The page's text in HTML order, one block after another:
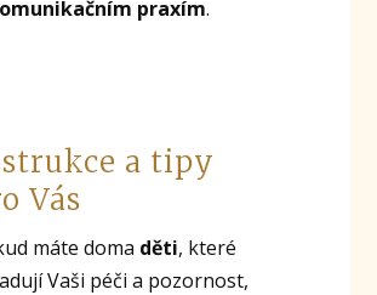
praxím.
a tipy
Vás
máte doma děti, které
Vaši péči a pozornost,